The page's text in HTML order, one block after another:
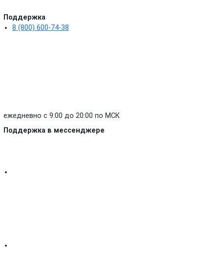
Поддержка
8 (800) 600-74-38
ежедневно с 9:00 до 20:00 по МСК
Поддержка в мессенджере